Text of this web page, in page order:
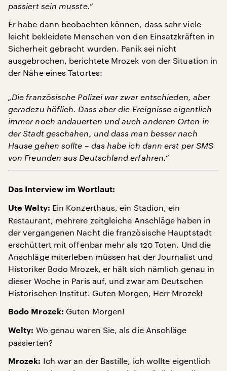
passiert sein musste.“
Er habe dann beobachten können, dass sehr viele
leicht bekleidete Menschen von den Einsatzkräften in
Sicherheit gebracht wurden. Panik sei nicht
ausgebrochen, berichtete Mrozek von der Situation in
der Nähe eines Tatortes:
„Die französische Polizei war zwar entschieden, aber
geradezu höflich. Dass aber die Ereignisse eigentlich
immer noch andauerten und auch anderen Orten in
der Stadt geschahen, und dass man besser nach
Hause gehen sollte – das habe ich dann erst per SMS
von Freunden aus Deutschland erfahren.“
Das Interview im Wortlaut:
Ute Welty: Ein Konzerthaus, ein Stadion, ein
Restaurant, mehrere zeitgleiche Anschläge haben in
der vergangenen Nacht die französische Hauptstadt
erschüttert mit offenbar mehr als 120 Toten. Und die
Anschläge miterleben müssen hat der Journalist und
Historiker Bodo Mrozek, er hält sich nämlich genau in
dieser Woche in Paris auf, und zwar am Deutschen
Historischen Institut. Guten Morgen, Herr Mrozek!
Bodo Mrozek: Guten Morgen!
Welty: Wo genau waren Sie, als die Anschläge
passierten?
Mrozek: Ich war an der Bastille, ich wollte eigentlich